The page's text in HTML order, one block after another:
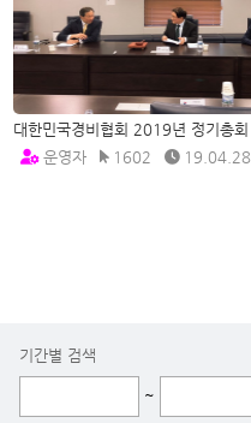
대한민국경비협회 2019년 정기총회
운영자
1602 19.04.28
기간별 검색
~